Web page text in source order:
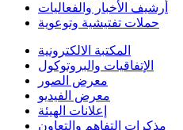
أرشيف الأخبار والفعاليات
حملات تفتيشية وتوعوية
المكتبة الالكترونية
الإتفاقيات والبروتوكول
معرض الصور
معرض الفيديو
إعلانات الهيئة
مذكرات التفاهم والتعاون